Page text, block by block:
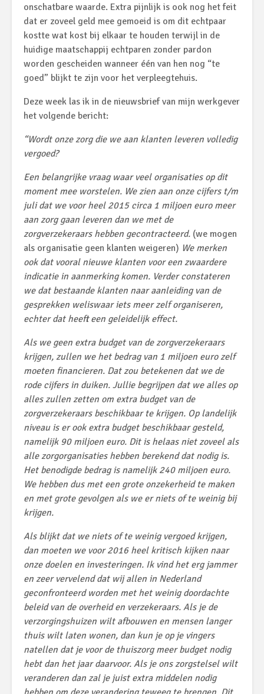
onschatbare waarde. Extra pijnlijk is ook nog het feit
dat er zoveel geld mee gemoeid is om dit echtpaar
kostte wat kost bij elkaar te houden terwijl in de
huidige maatschappij echtparen zonder pardon
worden gescheiden wanneer één van hen nog “te
goed” blijkt te zijn voor het verpleegtehuis.
Deze week las ik in de nieuwsbrief van mijn werkgever
het volgende bericht:
“Wordt onze zorg die we aan klanten leveren volledig
vergoed?
Een belangrijke vraag waar veel organisaties op dit
moment mee worstelen. We zien aan onze cijfers t/m
juli dat we voor heel 2015 circa 1 miljoen euro meer
aan zorg gaan leveren dan we met de
zorgverzekeraars hebben gecontracteerd. (we mogen
als organisatie geen klanten weigeren) We merken
ook dat vooral nieuwe klanten voor een zwaardere
indicatie in aanmerking komen. Verder constateren
we dat bestaande klanten naar aanleiding van de
gesprekken weliswaar iets meer zelf organiseren,
echter dat heeft een geleidelijk effect.
Als we geen extra budget van de zorgverzekeraars
krijgen, zullen we het bedrag van 1 miljoen euro zelf
moeten financieren. Dat zou betekenen dat we de
rode cijfers in duiken. Jullie begrijpen dat we alles op
alles zullen zetten om extra budget van de
zorgverzekeraars beschikbaar te krijgen. Op landelijk
niveau is er ook extra budget beschikbaar gesteld,
namelijk 90 miljoen euro. Dit is helaas niet zoveel als
alle zorgorganisaties hebben berekend dat nodig is.
Het benodigde bedrag is namelijk 240 miljoen euro.
We hebben dus met een grote onzekerheid te maken
en met grote gevolgen als we er niets of te weinig bij
krijgen.
Als blijkt dat we niets of te weinig vergoed krijgen,
dan moeten we voor 2016 heel kritisch kijken naar
onze doelen en investeringen. Ik vind het erg jammer
en zeer vervelend dat wij allen in Nederland
geconfronteerd worden met het weinig doordachte
beleid van de overheid en verzekeraars. Als je de
verzorgingshuizen wilt afbouwen en mensen langer
thuis wilt laten wonen, dan kun je op je vingers
natellen dat je voor de thuiszorg meer budget nodig
hebt dan het jaar daarvoor. Als je ons zorgstelsel wilt
veranderen dan zal je juist extra middelen nodig